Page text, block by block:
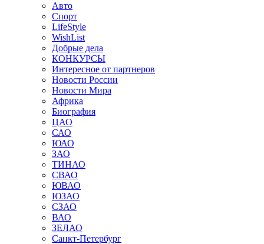
Авто
Спорт
LifeStyle
WishList
Добрые дела
КОНКУРСЫ
Интересное от партнеров
Новости России
Новости Мира
Африка
Биография
ЦАО
САО
ЮАО
ЗАО
ТИНАО
СВАО
ЮВАО
ЮЗАО
СЗАО
ВАО
ЗЕЛАО
Санкт-Петербург